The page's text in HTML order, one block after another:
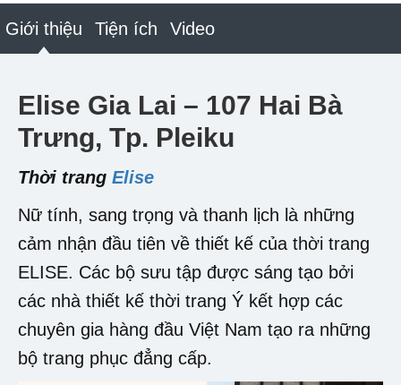
Giới thiệu Tiện ích Video
Elise Gia Lai – 107 Hai Bà
Trưng, Tp. Pleiku
Thời trang Elise
Nữ tính, sang trọng và thanh lịch là những
cảm nhận đầu tiên về thiết kế của thời trang
ELISE. Các bộ sưu tập được sáng tạo bởi
các nhà thiết kế thời trang Ý kết hợp các
chuyên gia hàng đầu Việt Nam tạo ra những
bộ trang phục đẳng cấp.